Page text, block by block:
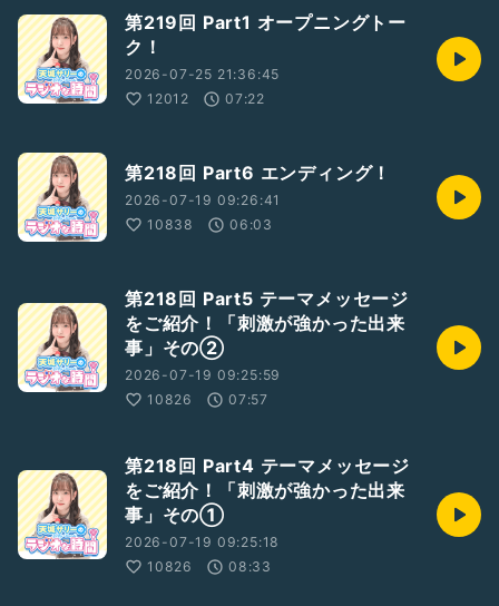
第219回 Part1 オープニングトー
ク！
2026-07-25 21:36:45
12012
07:22
第218回 Part6 エンディング！
2026-07-19 09:26:41
10838
06:03
第218回 Part5 テーマメッセージ
をご紹介！「刺激が強かった出来
事」その②
2026-07-19 09:25:59
10826
07:57
第218回 Part4 テーマメッセージ
をご紹介！「刺激が強かった出来
事」その①
2026-07-19 09:25:18
10826
08:33